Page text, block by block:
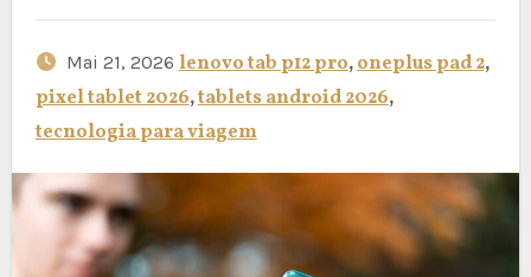
Mai 21, 2026 lenovo tab p12 pro,oneplus pad 2,
pixel tablet 2026,tablets android 2026,
tecnologia para viagem